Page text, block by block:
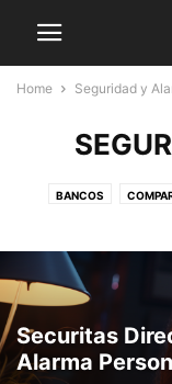
Home Seguridad y
BANCOS
SEGUROS
Securitas
Alarma